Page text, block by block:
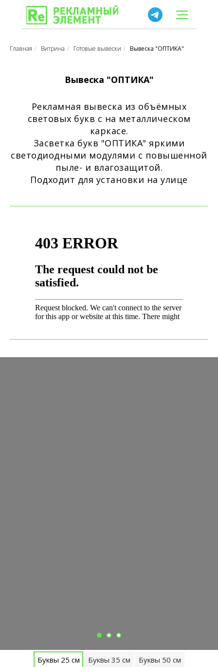
Главная / Витрина / Готовые вывески / Вывеска "ОПТИКА"
Вывеска "ОПТИКА"
Рекламная вывеска из объёмных
световых букв с на металлическом
каркасе.
Засветка букв "ОПТИКА" яркими
светодиодными модулями с повышенной
пыле- и влагозащитой.
Подходит для установки на улице
Буквы 25 см Буквы 35 см Буквы 50 см